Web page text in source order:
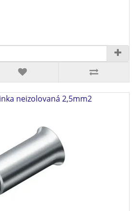
neizolovaná 2,5mm2